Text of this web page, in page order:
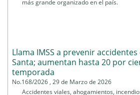
más grande organizado en el país.
Llama IMSS a prevenir
Santa; aumentan hasta 20 por
temporada
No.168/2026 , 29 de Marzo de 2026
Accidentes viales, ahogamientos,